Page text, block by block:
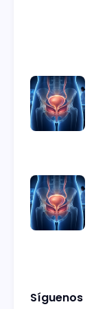
Síguenos